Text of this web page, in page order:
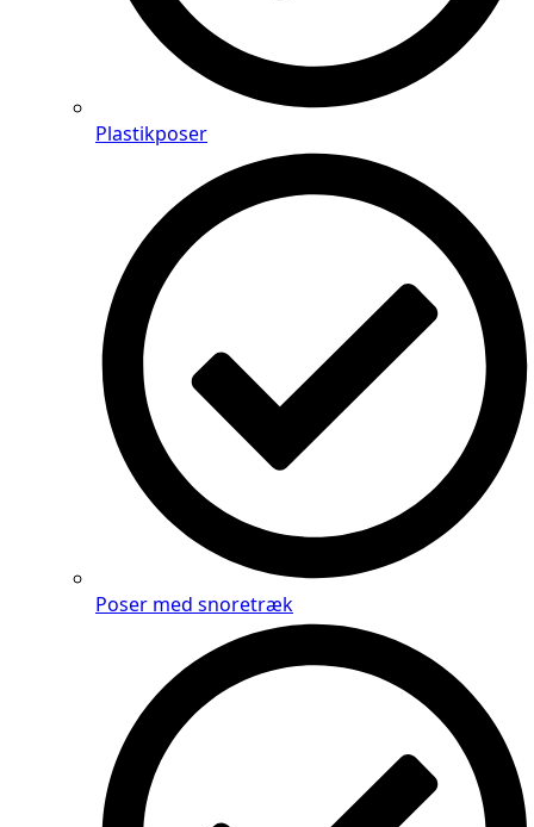
Plastikposer
Poser med snoretræk